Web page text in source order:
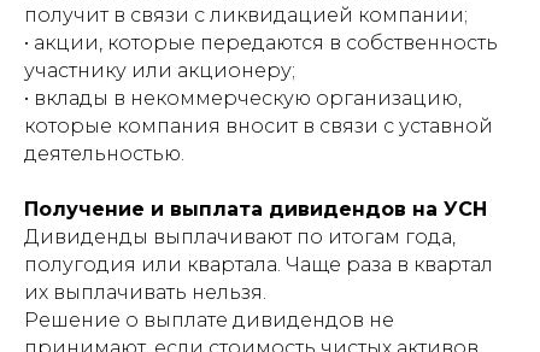
получит в связи с ликвидацией компании;
• акции, которые передаются в собственность
участнику или акционеру;
• вклады в некоммерческую организацию,
которые компания вносит в связи с уставной
деятельностью.
Получение и выплата дивидендов на УСН
Дивиденды выплачивают по итогам года,
полугодия или квартала. Чаще раза в квартал
их выплачивать нельзя.
Решение о выплате дивидендов не